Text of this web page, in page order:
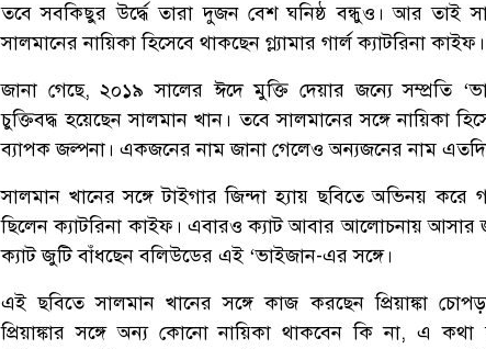
তবে সবকিছুর উর্দ্ধে তারা দুজন বেশ ঘনিষ্ঠ বন্ধুও। আর তাই
সালমানের নায়িকা হিসেবে থাকছেন গ্ল্যামার গার্ল ক্যাটরিনা কাইফ।
জানা গেছে, ২০১৯ সালের ঈদে মুক্তি দেয়ার জন্যে সম্প্রতি
চুক্তিবদ্ধ হয়েছেন সালমান খান। তবে সালমানের সঙ্গে নায়িকা
ব্যাপক জল্পনা। একজনের নাম জানা গেলেও অন্যজনের নাম
সালমান খানের সঙ্গে টাইগার জিন্দা হ্যায় ছবিতে অভিনয়
ছিলেন ক্যাটরিনা কাইফ। এবারও ক্যাট আবার আলোচনায় আসার
ক্যাট জুটি বাঁধছেন বলিউডের এই ‘ভাইজান-এর সঙ্গে।
এই ছবিতে সালমান খানের সঙ্গে কাজ করছেন প্রিয়াঙ্কা
প্রিয়াঙ্কার সঙ্গে অন্য কোনো নায়িকা থাকবেন কি না, এ